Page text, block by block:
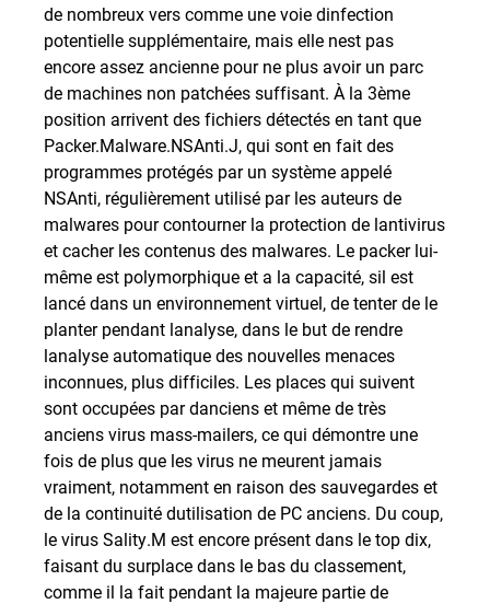
de nombreux vers comme une voie dinfection
potentielle supplémentaire, mais elle nest pas
encore assez ancienne pour ne plus avoir un parc
de machines non patchées suffisant. À la 3ème
position arrivent des fichiers détectés en tant que
Packer.Malware.NSAnti.J, qui sont en fait des
programmes protégés par un système appelé
NSAnti, régulièrement utilisé par les auteurs de
malwares pour contourner la protection de lantivirus
et cacher les contenus des malwares. Le packer lui-
même est polymorphique et a la capacité, sil est
lancé dans un environnement virtuel, de tenter de le
planter pendant lanalyse, dans le but de rendre
lanalyse automatique des nouvelles menaces
inconnues, plus difficiles. Les places qui suivent
sont occupées par danciens et même de très
anciens virus mass-mailers, ce qui démontre une
fois de plus que les virus ne meurent jamais
vraiment, notamment en raison des sauvegardes et
de la continuité dutilisation de PC anciens. Du coup,
le virus Sality.M est encore présent dans le top dix,
faisant du surplace dans le bas du classement,
comme il la fait pendant la majeure partie de